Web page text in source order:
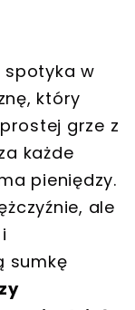
spotyka w
który
grze z
każde
pieniędzy.
ale
sumkę